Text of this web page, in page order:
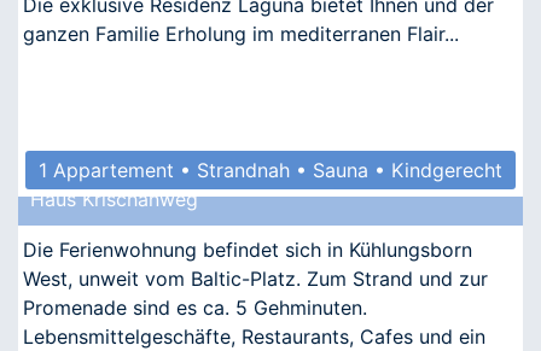
ganzen Familie Erholung im mediterranen Flair...
1 Appartement • Strandnah • Sauna • Kindgerecht
Haus Krischanweg
Die Ferienwohnung befindet sich in Kühlungsborn
West, unweit vom Baltic-Platz. Zum Strand und zur
Promenade sind es ca. 5 Gehminuten.
Lebensmittelgeschäfte, Restaurants, Cafes und ein